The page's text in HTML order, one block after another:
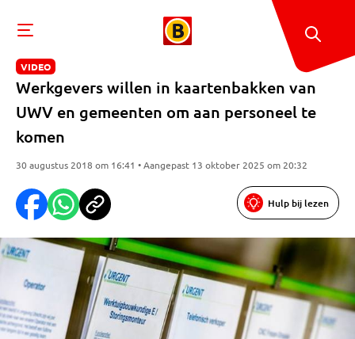
VIDEO
Werkgevers willen in kaartenbakken van
UWV en gemeenten om aan personeel te
komen
30 augustus 2018 om 16:41 • Aangepast 13 oktober 2025 om 20:32
Hulp bij lezen